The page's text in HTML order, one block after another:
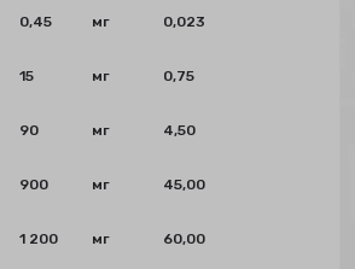
0,45 мг 0,023
15 мг 0,75
90 мг 4,50
900 мг 45,00
1 200 мг 60,00